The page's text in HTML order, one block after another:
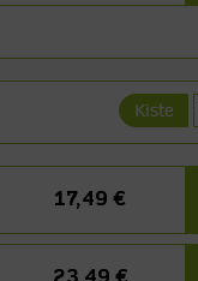
Kiste
17,49 €